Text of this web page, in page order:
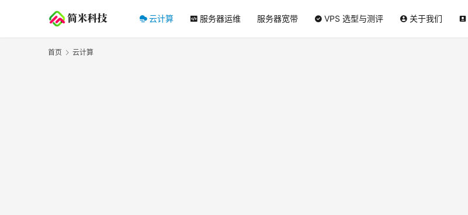
云计算 服务器运维 服务器宽带 VPS 选型与测评 关于我们
首页 云计算